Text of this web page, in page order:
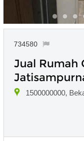
734580
Jual Rumah
1500000000,